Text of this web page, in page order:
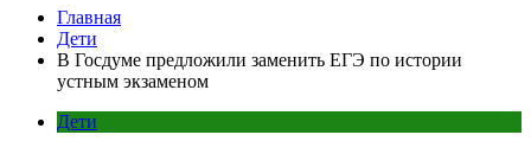
Главная
Дети
В Госдуме предложили заменить ЕГЭ по истории
устным экзаменом
Дети